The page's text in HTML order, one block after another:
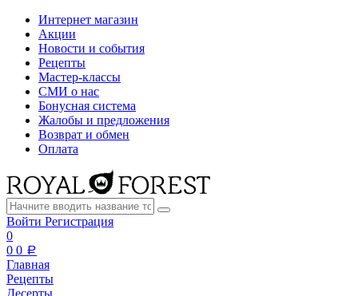
Интернет магазин
Акции
Новости и события
Рецепты
Мастер-классы
СМИ о нас
Бонусная система
Жалобы и предложения
Возврат и обмен
Оплата
Войти Регистрация
0
0 0 a
Главная
Рецепты
Десерты